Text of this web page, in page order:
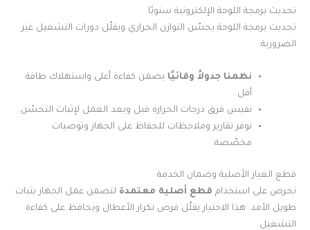
تحديث برمجة اللوحة الإلكترونية سنويًا
تحديث برمجة اللوحة يحسّن التوازن الحراري ويقلّل دورات التشغيل غير
الضرورية.
نظمنا جدولاً وقائيًا يضمن كفاءة أعلى واستهلاك طاقة
أقل.
نقيس فرق درجات الحرارة قبل وبعد العمل لإثبات التحسّن.
نوفر تقارير وملاحظات للحفاظ على الجهاز وتوصيات
مخصّصة.
قطع الغيار الأصلية وضمان الخدمة
نحرص على استخدام قطع أصلية معتمدة لتضمن عمل الجهاز بثبات
طويل الأمد. هذا الاختيار يقلّل فرص تكرار الأعطال ويحافظ على كفاءة
التشغيل.